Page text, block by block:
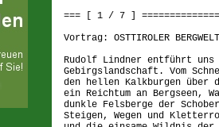
=== [ 1 / 7 ]
Vortrag: OSTTIROLER BERGWELT
Rudolf Lindner entführt
Gebirgslandschaft. Vom
den hellen Kalkburgen über
ein Reichtum an Bergseen,
dunkle Felsberge der
Steigen, Wegen und